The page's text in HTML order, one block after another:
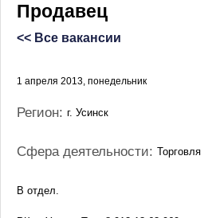
Продавец
<< Все вакансии
1 апреля 2013, понедельник
Регион: г. Усинск
Сфера деятельности: Торговля
В отдел.